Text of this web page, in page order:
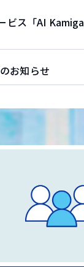
ス「AI
お知らせ
ョン「空室通
ーカルMCPサ